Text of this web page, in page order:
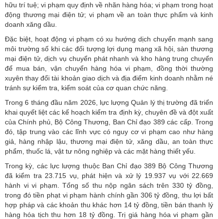
hữu trí tuệ; vi phạm quy định về nhãn hàng hóa; vi phạm trong hoạt
động thương mại điện tử; vi phạm về an toàn thực phẩm và kinh
doanh xăng dầu.
Đặc biệt, hoạt động vi phạm có xu hướng dịch chuyển mạnh sang
môi trường số khi các đối tượng lợi dụng mạng xã hội, sàn thương
mại điện tử, dịch vụ chuyển phát nhanh và kho hàng trung chuyển
để mua bán, vận chuyển hàng hóa vi phạm, đồng thời thường
xuyên thay đổi tài khoản giao dịch và địa điểm kinh doanh nhằm né
tránh sự kiểm tra, kiểm soát của cơ quan chức năng.
Trong 6 tháng đầu năm 2026, lực lượng Quản lý thị trường đã triển
khai quyết liệt các kế hoạch kiểm tra định kỳ, chuyên đề và đột xuất
của Chính phủ, Bộ Công Thương, Ban Chỉ đạo 389 các cấp. Trong
đó, tập trung vào các lĩnh vực có nguy cơ vi phạm cao như hàng
giả, hàng nhập lậu, thương mại điện tử, xăng dầu, an toàn thực
phẩm, thuốc lá, vật tư nông nghiệp và các mặt hàng thiết yếu.
Trong kỳ, các lực lượng thuộc Ban Chỉ đạo 389 Bộ Công Thương
đã kiểm tra 23.715 vụ, phát hiện và xử lý 19.937 vụ với 22.669
hành vi vi phạm. Tổng số thu nộp ngân sách trên 330 tỷ đồng,
trong đó tiền phạt vi phạm hành chính gần 306 tỷ đồng, thu lợi bất
hợp pháp và các khoản thu khác hơn 14 tỷ đồng, tiền bán thanh lý
hàng hóa tịch thu hơn 18 tỷ đồng. Trị giá hàng hóa vi phạm gần